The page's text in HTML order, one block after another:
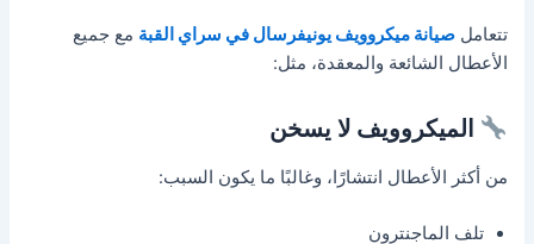
تتعاملصيانة ميكروويف يونيفرسال في سراي القبة مع جميع
الأعطال الشائعة والمعقدة، مثل:
الميكروويف لا يسخن
من أكثر الأعطال انتشارًا، وغالبًا ما يكون السبب:
تلف الماجنترون